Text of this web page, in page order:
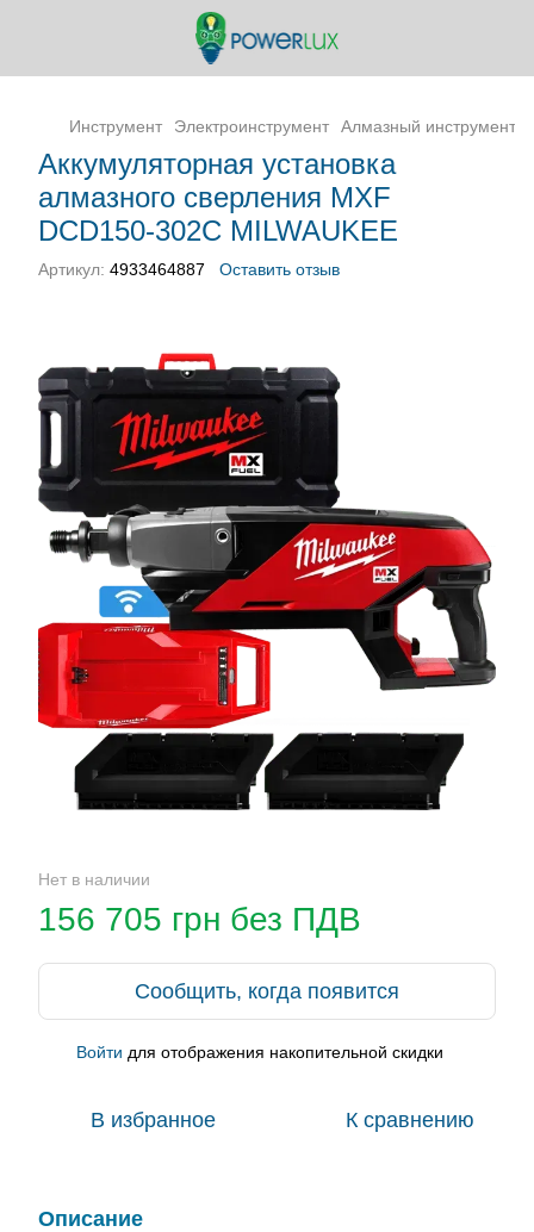
Инструмент Электроинструмент Алмазный инструмент
Аккумуляторная установка
алмазного сверления MXF
DCD150-302C MILWAUKEE
Артикул: 4933464887 Оставить отзыв
Нет в наличии
156 705 грн без ПДВ
Сообщить, когда появится
Войти для отображения накопительной скидки
В избранное К сравнению
Описание